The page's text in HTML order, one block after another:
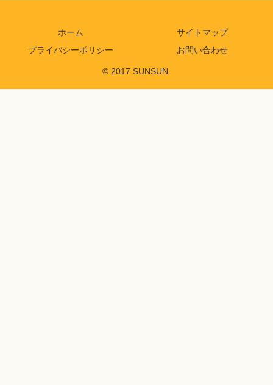
ホーム
サイトマップ
プライバシーポリシー
お問い合わせ
© 2017 SUNSUN.